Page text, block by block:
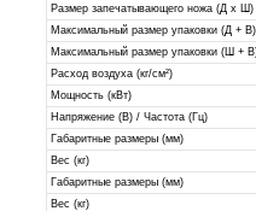
Размер запечатывающего ножа (Д х
Максимальный размер упаковки (Д +
Максимальный размер упаковки (Ш +
Расход воздуха (кг/см²)
Мощность (кВт)
Напряжение (В) / Частота (Гц)
Габаритные размеры (мм)
Вес (кг)
Габаритные размеры (мм)
Вес (кг)